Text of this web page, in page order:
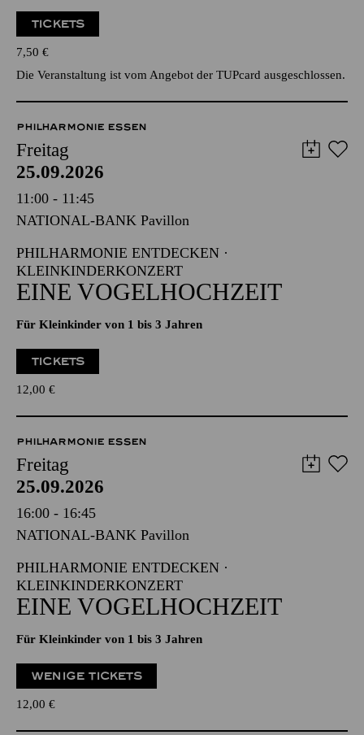
TICKETS
7,50 €
Die Veranstaltung ist vom Angebot der TUPcard ausgeschlossen.
PHILHARMONIE ESSEN
Freitag
25.09.2026
11:00 - 11:45
NATIONAL-BANK Pavillon
PHILHARMONIE ENTDECKEN ·
KLEINKINDERKONZERT
EINE VOGELHOCHZEIT
Für Kleinkinder von 1 bis 3 Jahren
TICKETS
12,00 €
PHILHARMONIE ESSEN
Freitag
25.09.2026
16:00 - 16:45
NATIONAL-BANK Pavillon
PHILHARMONIE ENTDECKEN ·
KLEINKINDERKONZERT
EINE VOGELHOCHZEIT
Für Kleinkinder von 1 bis 3 Jahren
WENIGE TICKETS
12,00 €